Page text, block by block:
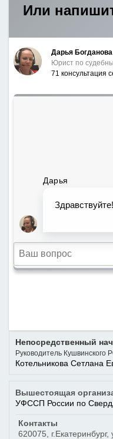
Непосредственный
Руководитель Кушвинского
Котельникова Сетлана
Вышестоящая
УФССП России по
Контакты
620075
г.Екатеринбург,